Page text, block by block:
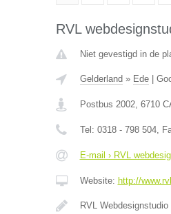
RVL
Niet gevestigd in de
Gelderland » Ede|
Postbus 2002, 6710
Tel: 0318 - 798 504,
E-mail › RVL
Website: http://
RVL